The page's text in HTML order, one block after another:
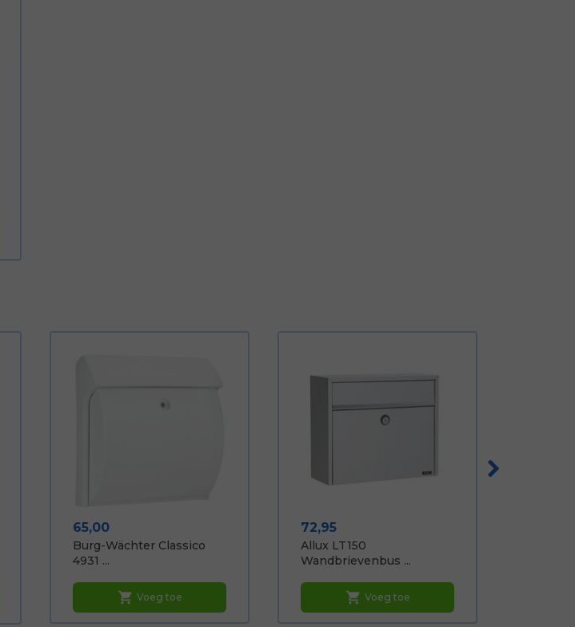
Prijs
65,00
Burg-Wächter Classico
4931 ...
shopping_cart Voeg toe
Prijs
72,95
Allux LT150
Wandbrievenbus ...
shopping_cart Voeg toe